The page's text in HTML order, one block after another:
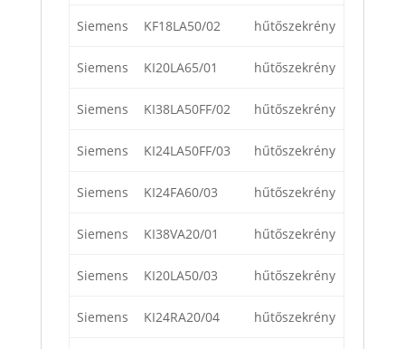
Siemens KF18LA50/02 hűtőszekrény
Siemens KI20LA65/01 hűtőszekrény
Siemens KI38LA50FF/02 hűtőszekrény
Siemens KI24LA50FF/03 hűtőszekrény
Siemens KI24FA60/03 hűtőszekrény
Siemens KI38VA20/01 hűtőszekrény
Siemens KI20LA50/03 hűtőszekrény
Siemens KI24RA20/04 hűtőszekrény